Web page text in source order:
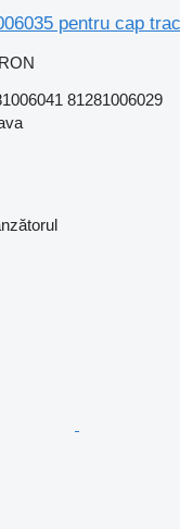
pentru cap
81281006029